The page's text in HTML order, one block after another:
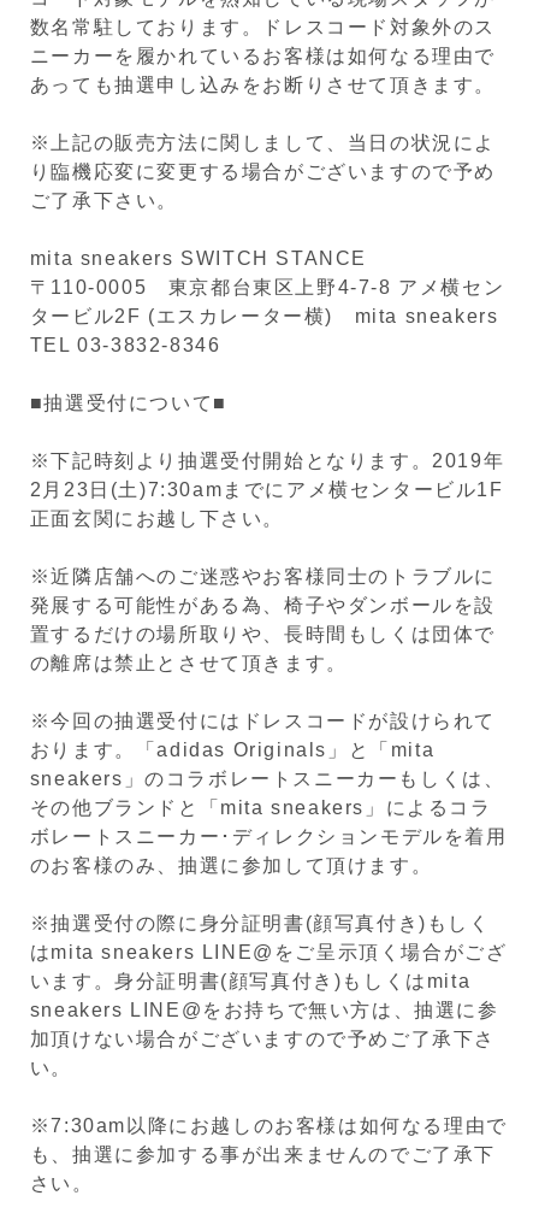
数名常駐しております。ドレスコード対象外のス
ニーカーを履かれているお客様は如何なる理由で
あっても抽選申し込みをお断りさせて頂きます。
※上記の販売方法に関しまして、当日の状況によ
り臨機応変に変更する場合がございますので予め
ご了承下さい。
mita sneakers SWITCH STANCE
〒110-0005 東京都台東区上野4-7-8 アメ横セン
タービル2F (エスカレーター横) mita sneakers
TEL 03-3832-8346
■抽選受付について■
※下記時刻より抽選受付開始となります。2019年
2月23日(土)7:30amまでにアメ横センタービル1F
正面玄関にお越し下さい。
※近隣店舗へのご迷惑やお客様同士のトラブルに
発展する可能性がある為、椅子やダンボールを設
置するだけの場所取りや、長時間もしくは団体で
の離席は禁止とさせて頂きます。
※今回の抽選受付にはドレスコードが設けられて
おります。「adidas Originals」と「mita
sneakers」のコラボレートスニーカーもしくは、
その他ブランドと「mita sneakers」によるコラ
ボレートスニーカー･ディレクションモデルを着用
のお客様のみ、抽選に参加して頂けます。
※抽選受付の際に身分証明書(顔写真付き)もしく
はmita sneakers LINE@をご呈示頂く場合がござ
います。身分証明書(顔写真付き)もしくはmita
sneakers LINE@をお持ちで無い方は、抽選に参
加頂けない場合がございますので予めご了承下さ
い。
※7:30am以降にお越しのお客様は如何なる理由で
も、抽選に参加する事が出来ませんのでご了承下
さい。